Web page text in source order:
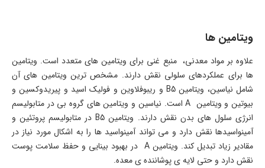
ویتامین ها
علاوه بر مواد معدنی، منبع غنی برای ویتامین های متعدد است. ویتامین
ها برای عملکردهای سلولی نقش دارند. مشخص ترین ویتامین های آن
شامل نیاسین، ویتامین B5 و ریبوفلاوین و فولیک اسید و پیریدوکسین و
بیوتین و ویتامین A است. نیاسین و ویتامین های گروه بی در متابولیسم
انرژی سلول های بدن نقش دارند. ویتامین B5 در متابولیسم پروتئین و
آمینواسیدها نقش دارد و می تواند آمینواسید ها را به اشکال مورد نیاز در
مقادیر زیاد تبدیل کند. ویتامین A در بهبود بینایی و حفظ سلامت پوست
نقش دارد و حتی لایه ی پوشاننده ی معده.